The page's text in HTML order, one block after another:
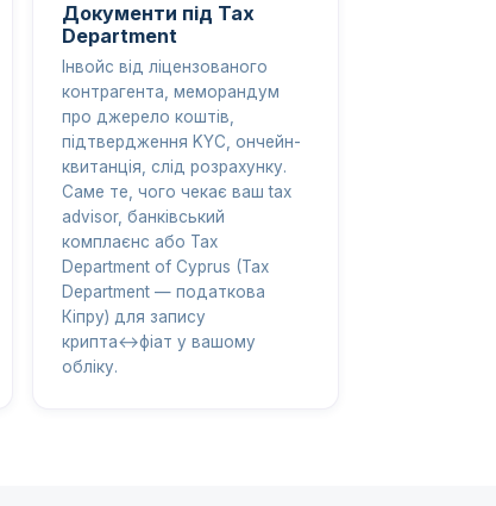
Документи під Tax
Department
Інвойс від ліцензованого
контрагента, меморандум
про джерело коштів,
підтвердження KYC, ончейн-
квитанція, слід розрахунку.
Саме те, чого чекає ваш tax
advisor, банківський
комплаєнс або Tax
Department of Cyprus (Tax
Department — податкова
Кіпру) для запису
крипта↔фіат у вашому
обліку.